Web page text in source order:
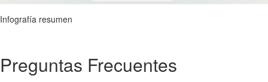
Infografía resumen
Preguntas Frecuentes